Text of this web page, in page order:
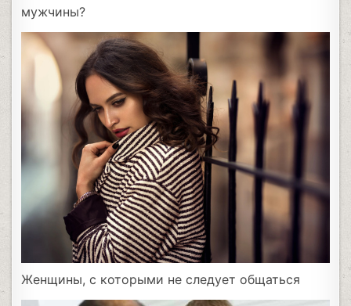
мужчины?
Женщины, с которыми не следует общаться